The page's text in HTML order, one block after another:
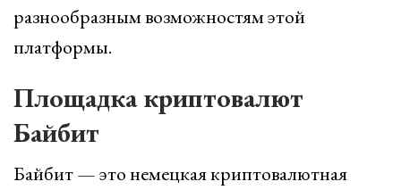
разнообразным возможностям этой
платформы.
Площадка криптовалют
Байбит
Байбит — это немецкая криптовалютная